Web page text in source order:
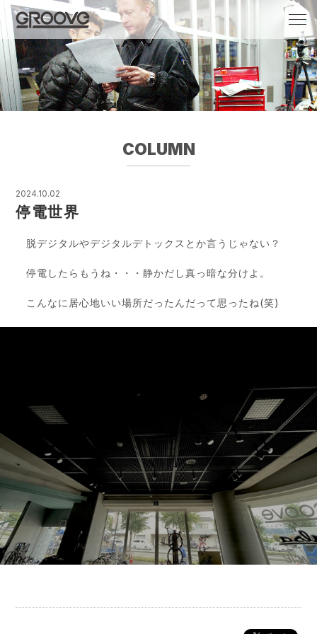
Groove 自転車 カフェ 輸入車・国産車のチ
ューニング/販売
COLUMN
2024.10.02
停電世界
脱デジタルやデジタルデトックスとか言うじゃない？
停電したらもうね・・・静かだし真っ暗な分けよ。
こんなに居心地いい場所だったんだって思ったね(笑)